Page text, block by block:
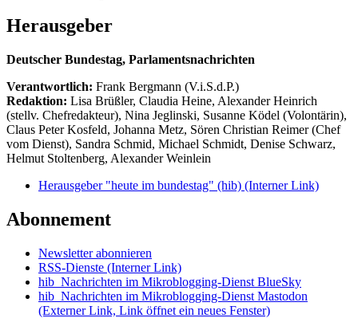
Herausgeber
Deutscher Bundestag, Parlamentsnachrichten
Verantwortlich: Frank Bergmann (V.i.S.d.P.)
Redaktion: Lisa Brüßler, Claudia Heine, Alexander Heinrich
(stellv. Chefredakteur), Nina Jeglinski, Susanne Ködel (Volontärin),
Claus Peter Kosfeld, Johanna Metz, Sören Christian Reimer (Chef
vom Dienst), Sandra Schmid, Michael Schmidt, Denise Schwarz,
Helmut Stoltenberg, Alexander Weinlein
Herausgeber "heute im bundestag" (hib) (Interner Link)
Abonnement
Newsletter abonnieren
RSS-Dienste (Interner Link)
hib_Nachrichten im Mikroblogging-Dienst BlueSky
hib_Nachrichten im Mikroblogging-Dienst Mastodon
(Externer Link, Link öffnet ein neues Fenster)